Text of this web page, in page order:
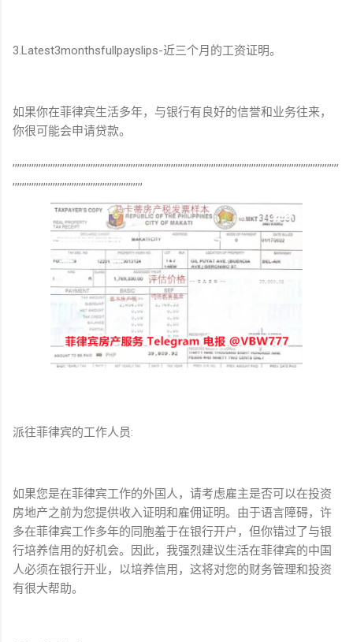
3.Latest3monthsfullpayslips-近三个月的工资证明。
如果你在菲律宾生活多年，与银行有良好的信誉和业务往来，
你很可能会申请贷款。
,,,,,,,,,,,,,,,,,,,,,,,,,,,,,,,,,,,,,,,,,,,,,,,,,,,,,,,,,,,,,,,,,,,,,,,,,,,,,,,,,,,,,,,,,,,,,,,,,,,,,,,,,,,,,,,,,,,,,,,,,,,,,,,,,,,,,,,,,,
,,,,,,,,,,,,,,,,,,,,,,,,,,,,,,,,,,,,,,,,,,,,,,,,,,,,,,,
派往菲律宾的工作人员:
如果您是在菲律宾工作的外国人，请考虑雇主是否可以在投资
房地产之前为您提供收入证明和雇佣证明。由于语言障碍，许
多在菲律宾工作多年的同胞羞于在银行开户，但你错过了与银
行培养信用的好机会。因此，我强烈建议生活在菲律宾的中国
人必须在银行开业，以培养信用，这将对您的财务管理和投资
有很大帮助。